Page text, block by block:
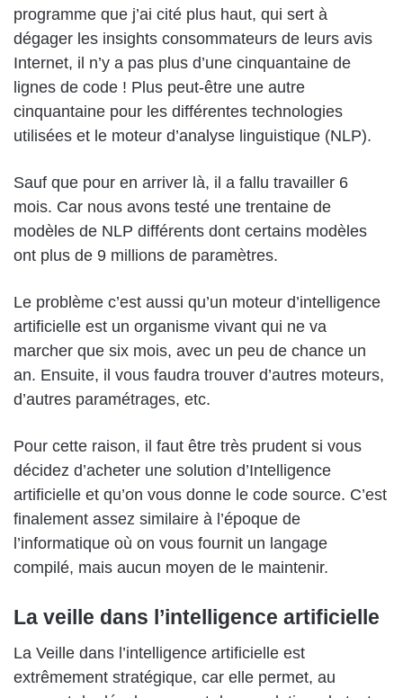
programme que j’ai cité plus haut, qui sert à
dégager les insights consommateurs de leurs avis
Internet, il n’y a pas plus d’une cinquantaine de
lignes de code ! Plus peut-être une autre
cinquantaine pour les différentes technologies
utilisées et le moteur d’analyse linguistique (NLP).
Sauf que pour en arriver là, il a fallu travailler 6
mois. Car nous avons testé une trentaine de
modèles de NLP différents dont certains modèles
ont plus de 9 millions de paramètres.
Le problème c’est aussi qu’un moteur d’intelligence
artificielle est un organisme vivant qui ne va
marcher que six mois, avec un peu de chance un
an. Ensuite, il vous faudra trouver d’autres moteurs,
d’autres paramétrages, etc.
Pour cette raison, il faut être très prudent si vous
décidez d’acheter une solution d’Intelligence
artificielle et qu’on vous donne le code source. C’est
finalement assez similaire à l’époque de
l’informatique où on vous fournit un langage
compilé, mais aucun moyen de le maintenir.
La veille dans l’intelligence artificielle
La Veille dans l’intelligence artificielle est
extrêmement stratégique, car elle permet, au